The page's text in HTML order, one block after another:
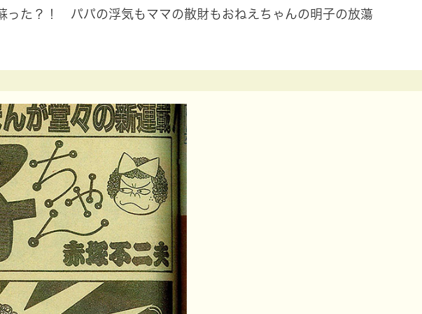
った？！ パパの浮気もママの散財もおねえちゃんの明子の放蕩